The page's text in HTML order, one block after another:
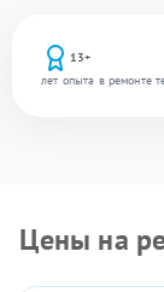
13+
лет опыта в ремонте
Цены на